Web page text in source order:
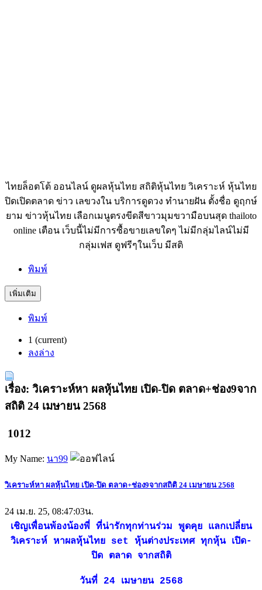
ไทยล็อตโต้ ออนไลน์ ดูผลหุ้นไทย สถิติหุ้นไทย วิเคราะห์ หุ้นไทย
ปิดเปิดตลาด ข่าว เลขวงใน บริการดูดวง ทำนายฝัน ตั้งชื่อ ดูฤกษ์
ยาม ข่าวหุ้นไทย เลือกเมนูตรงขีดสีขาวมุมขวามือบนสุด thailoto
online เตือน เว็บนี้ไม่มีการซื้อขายเลขใดๆ ไม่มีกลุ่มไลน์ไม่มี
กลุ่มเฟส ดูฟรีๆในเว็บ มีสติ
พิมพ์
เพิ่มเติม
พิมพ์
1 (current)
ลงล่าง
เรื่อง: วิเคราะห์หา ผลหุ้นไทย เปิด-ปิด ตลาด+ช่อง9จาก
สถิติ 24 เมษายน 2568
1012
My Name: นา99
วิเคราะห์หา ผลหุ้นไทย เปิด-ปิด ตลาด+ช่อง9จากสถิติ 24 เมษายน 2568
24 เม.ย. 25, 08:47:03น.
เชิญเพื่อนพ้องน้องพี่ ที่น่ารักทุกท่านร่วม พูดคุย แลกเปลี่ยน
วิเคราะห์ หาผลหุ้นไทย set หุ้นต่างประเทศ ทุกหุ้น เปิด-
ปิด ตลาด จากสถิติ
วันที่ 24 เมษายน 2568